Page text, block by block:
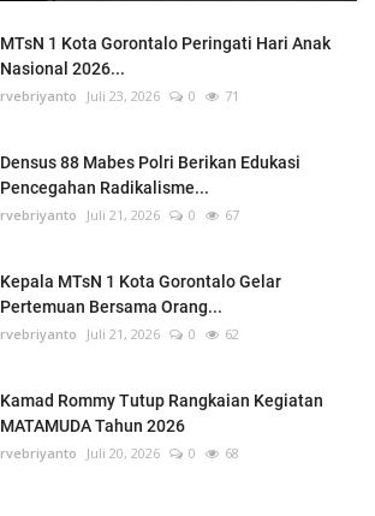
MTsN 1 Kota Gorontalo Peringati Hari Anak
Nasional 2026...
rvebriyanto Juli 23, 2026 0 71
Densus 88 Mabes Polri Berikan Edukasi
Pencegahan Radikalisme...
rvebriyanto Juli 21, 2026 0 67
Kepala MTsN 1 Kota Gorontalo Gelar
Pertemuan Bersama Orang...
rvebriyanto Juli 21, 2026 0 62
Kamad Rommy Tutup Rangkaian Kegiatan
MATAMUDA Tahun 2026
rvebriyanto Juli 20, 2026 0 68